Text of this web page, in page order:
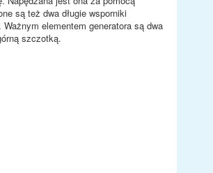
są też dwa długie wsporniki
elementem generatora są dwa
szczotką.